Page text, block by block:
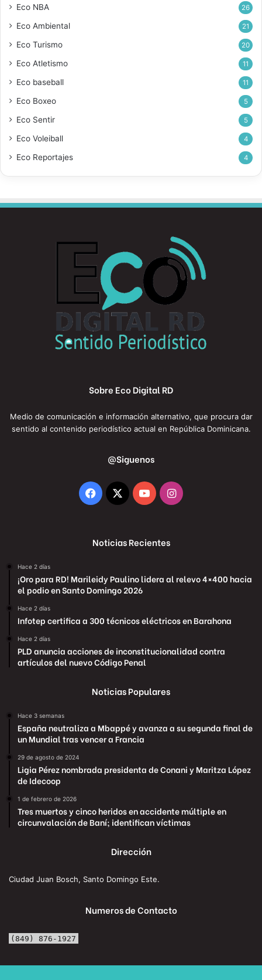
Eco NBA 26
Eco Ambiental 21
Eco Turismo 20
Eco Atletismo 11
Eco baseball 11
Eco Boxeo 5
Eco Sentir 5
Eco Voleiball 4
Eco Reportajes 4
Sobre Eco Digital RD
Medio de comunicación e información alternativo, que procura dar
sentido al contenido periodístico actual en República Dominicana.
@Siguenos
Facebook
X YouTubeInstagram
Noticias Recientes
Hace 2 días
¡Oro para RD! Marileidy Paulino lidera al relevo 4×400 hacia
el podio en Santo Domingo 2026
Hace 2 días
Infotep certifica a 300 técnicos eléctricos en Barahona
Hace 2 días
PLD anuncia acciones de inconstitucionalidad contra
artículos del nuevo Código Penal
Noticias Populares
Hace 3 semanas
España neutraliza a Mbappé y avanza a su segunda final de
un Mundial tras vencer a Francia
29 de agosto de 2024
Ligia Pérez nombrada presidenta de Conani y Maritza López
de Idecoop
1 de febrero de 2026
Tres muertos y cinco heridos en accidente múltiple en
circunvalación de Baní; identifican víctimas
Dirección
Ciudad Juan Bosch, Santo Domingo Este.
Numeros de Contacto
(849) 876-1927